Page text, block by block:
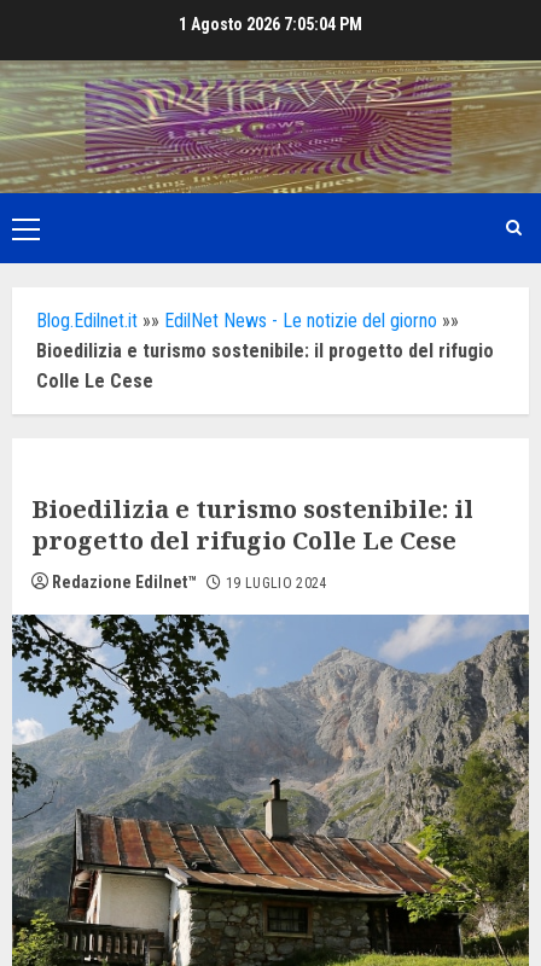
content
1 Agosto 2026 7:05:06 PM
Primary
Menu
Blog.Edilnet.it »» EdilNet News - Le notizie del giorno »»
Bioedilizia e turismo sostenibile: il progetto del rifugio
Colle Le Cese
Bioedilizia e turismo sostenibile: il
progetto del rifugio Colle Le Cese
Redazione Edilnet™ 19 LUGLIO 2024